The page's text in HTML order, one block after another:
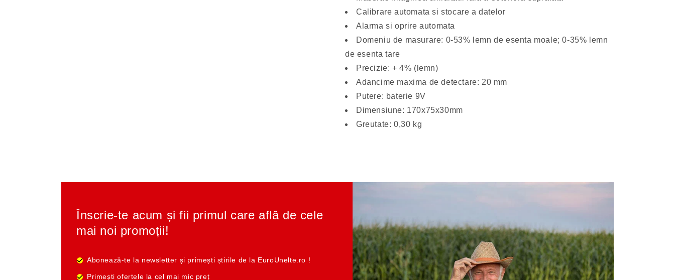
Calibrare automata si stocare a datelor
Alarma si oprire automata
Domeniu de masurare: 0-53% lemn de esenta moale; 0-35% lemn
de esenta tare
Precizie: + 4% (lemn)
Adancime maxima de detectare: 20 mm
Putere: baterie 9V
Dimensiune: 170x75x30mm
Greutate: 0,30 kg
Înscrie-te acum și fii primul care află de cele
mai noi promoții!
Abonează-te la newsletter și primești știrile de la EuroUnelte.ro !
Primești ofertele la cel mai mic preț